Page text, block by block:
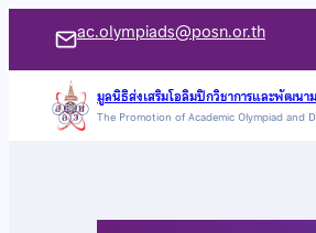
เนื้อหา
ac.olympiads@posn.or.th
มูลนิธิส่งเสริมโอลิมปิกวิชาการและพัฒนา
The Promotion of Academic Olympiad and